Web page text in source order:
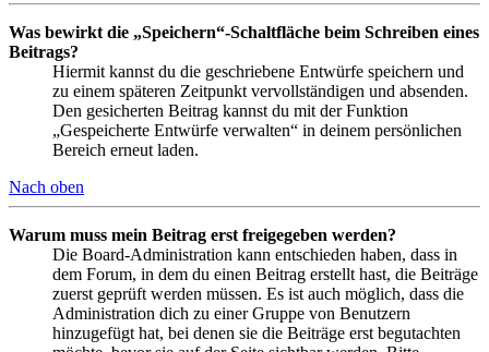
Was bewirkt die „Speichern“-Schaltfläche beim Schreiben eines
Beitrags?
Hiermit kannst du die geschriebene Entwürfe speichern und
zu einem späteren Zeitpunkt vervollständigen und absenden.
Den gesicherten Beitrag kannst du mit der Funktion
„Gespeicherte Entwürfe verwalten“ in deinem persönlichen
Bereich erneut laden.
Nach oben
Warum muss mein Beitrag erst freigegeben werden?
Die Board-Administration kann entschieden haben, dass in
dem Forum, in dem du einen Beitrag erstellt hast, die Beiträge
zuerst geprüft werden müssen. Es ist auch möglich, dass die
Administration dich zu einer Gruppe von Benutzern
hinzugefügt hat, bei denen sie die Beiträge erst begutachten